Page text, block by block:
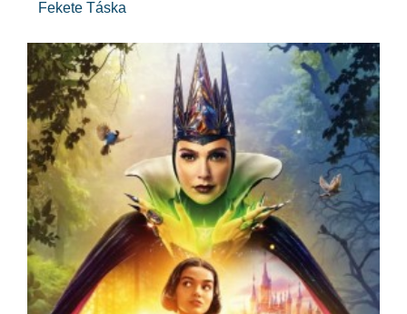
Fekete Táska